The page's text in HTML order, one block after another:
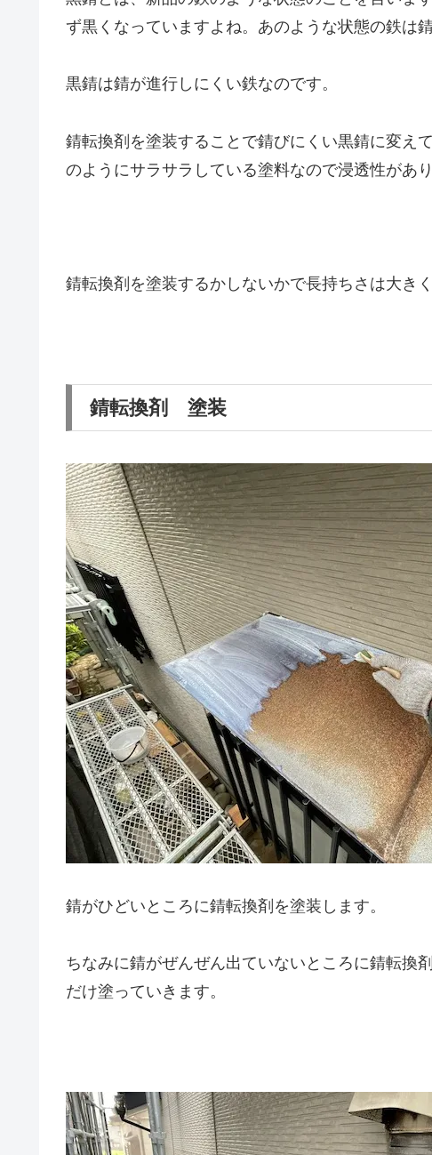
ず黒くなっていますよね。あのような状態の鉄は
黒錆は錆が進行しにくい鉄なのです。
錆転換剤を塗装することで錆びにくい黒錆に変え
のようにサラサラしている塗料なので浸透性があ
錆転換剤を塗装するかしないかで長持ちさは大きく
錆転換剤 塗装
錆がひどいところに錆転換剤を塗装します。
ちなみに錆がぜんぜん出ていないところに錆転換
だけ塗っていきます。